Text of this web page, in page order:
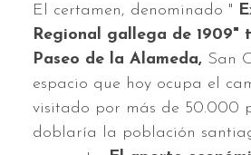
El certamen, denominado "
Regional gallega de 1909"
Paseo de la Alameda, San
espacio que hoy ocupa el
visitado por más de 50.000
doblaría la población